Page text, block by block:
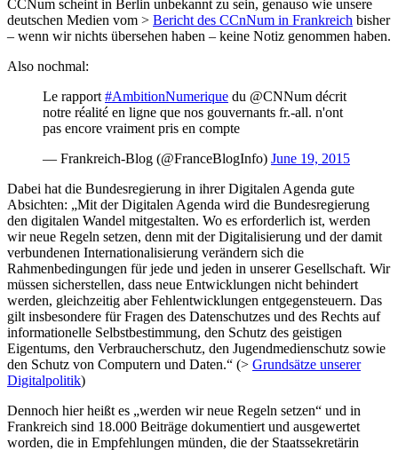
CCNum scheint in Berlin unbekannt zu sein, genauso wie unsere
deutschen Medien vom > Bericht des CCnNum in Frankreich bisher
– wenn wir nichts übersehen haben – keine Notiz genommen haben.
Also nochmal:
Le rapport #AmbitionNumerique du @CNNum décrit
notre réalité en ligne que nos gouvernants fr.-all. n'ont
pas encore vraiment pris en compte
— Frankreich-Blog (@FranceBlogInfo) June 19, 2015
Dabei hat die Bundesregierung in ihrer Digitalen Agenda gute
Absichten: „Mit der Digitalen Agenda wird die Bundesregierung
den digitalen Wandel mitgestalten. Wo es erforderlich ist, werden
wir neue Regeln setzen, denn mit der Digitalisierung und der damit
verbundenen Internationalisierung verändern sich die
Rahmenbedingungen für jede und jeden in unserer Gesellschaft. Wir
müssen sicherstellen, dass neue Entwicklungen nicht behindert
werden, gleichzeitig aber Fehlentwicklungen entgegensteuern. Das
gilt insbesondere für Fragen des Datenschutzes und des Rechts auf
informationelle Selbstbestimmung, den Schutz des geistigen
Eigentums, den Verbraucherschutz, den Jugendmedienschutz sowie
den Schutz von Computern und Daten.“ (> Grundsätze unserer
Digitalpolitik)
Dennoch hier heißt es „werden wir neue Regeln setzen“ und in
Frankreich sind 18.000 Beiträge dokumentiert und ausgewertet
worden, die in Empfehlungen münden, die der Staatssekretärin